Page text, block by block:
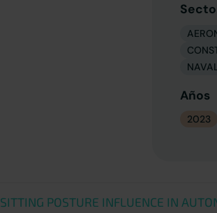
NAVAL
Años
2023
SITTING POSTURE INFLUENCE IN